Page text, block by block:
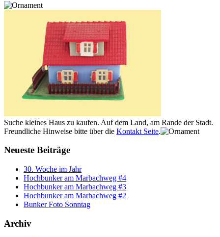
Suche kleines Haus zu kaufen. Auf dem Land, am Rande der Stadt.
Freundliche Hinweise bitte über die Kontakt Seite.
Neueste Beiträge
30. Woche im Jahr
Hochbunker am Marbachweg #4
Hochbunker am Marbachweg #3
Hochbunker am Marbachweg #2
Bunker Foto Sonntag
Archiv